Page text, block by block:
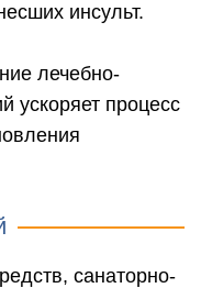
инсульт.
лечебно-
ускоряет процесс
санаторно-